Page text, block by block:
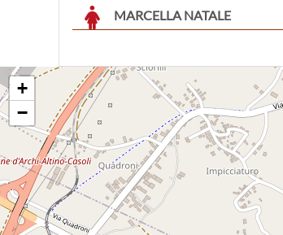
MARCELLA NATALE
Consigliere
GIULIO PELLICCIOTTA
Consigliere candidato sindaco
CARMINE PUGLIESE
Consigliere
EGISTO ROSSETTI
Consigliere
ALESSANDRO TROVARELLI
Consigliere
+
−